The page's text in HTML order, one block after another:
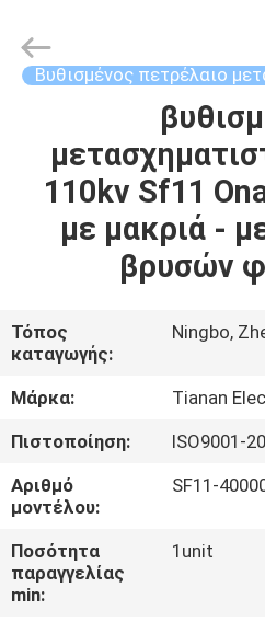
ΠΡΟΪΌΝΤΑ
ΕΜΦΆΝΙΣΗ
ΠΕΡΊΠΟΥ
ΕΜΕΊΣ
ΓΎΡΟΣ
ΕΡΓΟΣΤΑΣΊΩΝ
ΠΟΙΟΤΙΚΌΣ
(Group)
Co.,Ltd..
Rights Βυθισμένος πετρέλαιο
110kv Sf11
με μακριά -
βρυσών
Τόπος
καταγωγής:
Ningbo,
Μάρκα:
Tianan
Πιστοποίηση:
ISO9001-
Αριθμό
μοντέλου:
SF11-
Ποσότητα
παραγγελίας
min:
1unit